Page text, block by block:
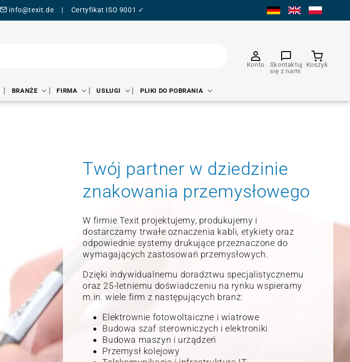
info@texit.de | Certyfikat ISO 9001 ✓
BRANŻE FIRMA USŁUGI PLIKI DO POBRANIA
Konto
Skontaktuj
się z nami
Koszyk
Koszyk produktu
Twój partner w dziedzinie
znakowania przemysłowego
W firmie Texit projektujemy, produkujemy i
dostarczamy trwałe oznaczenia kabli, etykiety oraz
odpowiednie systemy drukujące przeznaczone do
wymagających zastosowań przemysłowych.
Dzięki indywidualnemu doradztwu specjalistycznemu
oraz 25-letniemu doświadczeniu na rynku wspieramy
m.in. wiele firm z następujących branż:
Elektrownie fotowoltaiczne i wiatrowe
Budowa szaf sterowniczych i elektroniki
Budowa maszyn i urządzeń
Przemysł kolejowy